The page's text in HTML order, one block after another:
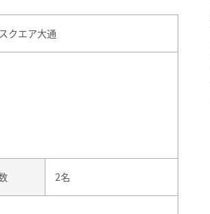
クエア大通
2名